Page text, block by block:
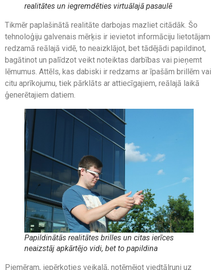
realitātes un iegremdēties virtuālajā pasaulē
Tikmēr paplašinātā realitāte darbojas mazliet citādāk. Šo
tehnoloģiju galvenais mērķis ir ievietot informāciju lietotājam
redzamā reālajā vidē, to neaizklājot, bet tādējādi papildinot,
bagātinot un palīdzot veikt noteiktas darbības vai pieņemt
lēmumus. Attēls, kas dabiski ir redzams ar īpašām brillēm vai
citu aprīkojumu, tiek pārklāts ar attiecīgajiem, reālajā laikā
ģenerētajiem datiem.
Papildinātās realitātes brilles un citas ierīces
neaizstāj apkārtējo vidi, bet to papildina
Piemēram, iepērkoties veikalā, notēmējot viedtālruni uz